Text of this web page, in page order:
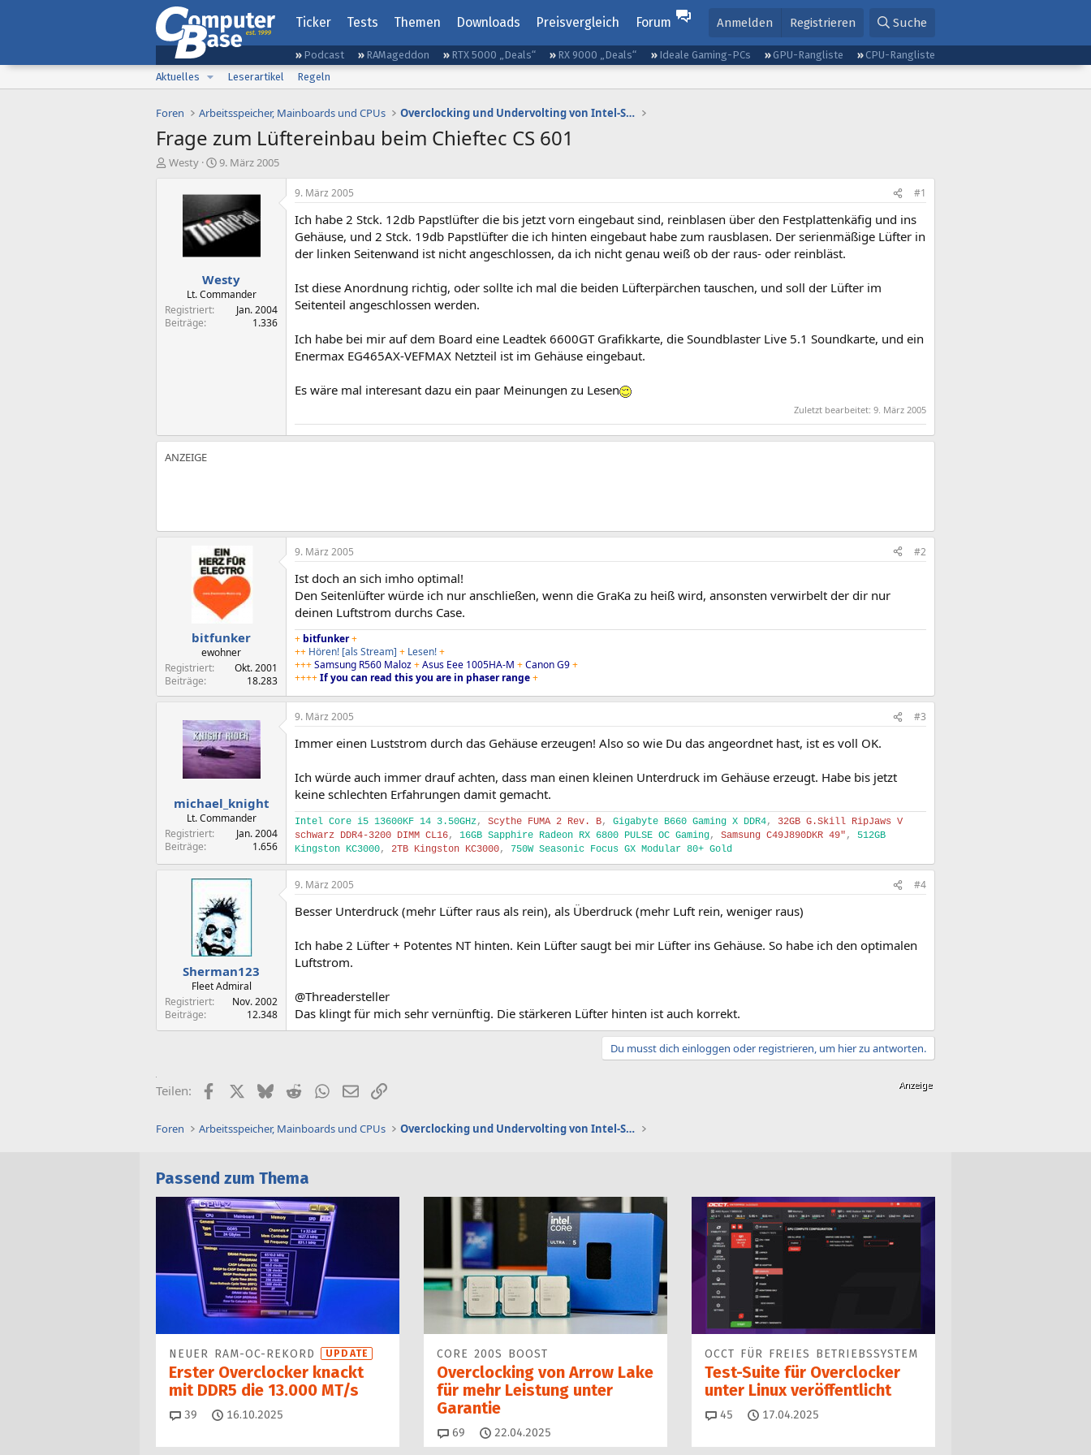
Ticker Tests Themen Downloads Preisvergleich Forum Anmelden Registrieren Suche
Podcast RAMageddon RTX 5000 „Deals“ RX 9000 „Deals“ Ideale Gaming-PCs GPU-Rangliste
CPU-Rangliste
Aktuelles
Leserartikel Regeln
Foren Arbeitsspeicher, Mainboards und CPUs Overclocking und Undervolting von Intel-Systemen
Frage zum Lüftereinbau beim Chieftec CS 601
E
Westy
E
s
t
e
l
a
m
9. März 2005
Westy
Lt. Commander
Registriert
Jan. 2004
Beiträge
1.336
9. März 2005 #1
Ich habe 2 Stck. 12db Papstlüfter die bis jetzt vorn eingebaut sind, reinblasen über den Festplattenkäfig und ins
Gehäuse, und 2 Stck. 19db Papstlüfter die ich hinten eingebaut habe zum rausblasen. Der serienmäßige Lüfter in
der linken Seitenwand ist nicht angeschlossen, da ich nicht genau weiß ob der raus- oder reinbläst.
Ist diese Anordnung richtig, oder sollte ich mal die beiden Lüfterpärchen tauschen, und soll der Lüfter im
Seitenteil angeschlossen werden.
Ich habe bei mir auf dem Board eine Leadtek 6600GT Grafikkarte, die Soundblaster Live 5.1 Soundkarte, und ein
Enermax EG465AX-VEFMAX Netzteil ist im Gehäuse eingebaut.
Es wäre mal interesant dazu ein paar Meinungen zu Lesen
Zuletzt bearbeitet: 9. März 2005
bitfunker
ewohner
Registriert
Okt. 2001
Beiträge
18.283
9. März 2005 #2
Ist doch an sich imho optimal!
Den Seitenlüfter würde ich nur anschließen, wenn die GraKa zu heiß wird, ansonsten verwirbelt der dir nur
deinen Luftstrom durchs Case.
+ bitfunker+
++ Hören! [als Stream] + Lesen!+
+++Samsung R560 Maloz+Asus Eee 1005HA-M +Canon G9+
++++If you can read this you are in phaser range+
michael_knight
Lt. Commander
Registriert
Jan. 2004
Beiträge
1.656
9. März 2005 #3
Immer einen Luststrom durch das Gehäuse erzeugen! Also so wie Du das angeordnet hast, ist es voll OK.
Ich würde auch immer drauf achten, dass man einen kleinen Unterdruck im Gehäuse erzeugt. Habe bis jetzt
keine schlechten Erfahrungen damit gemacht.
Intel Core i5 13600KF 14 3.50GHz, Scythe FUMA 2 Rev. B, Gigabyte B660 Gaming X DDR4, 32GB G.Skill RipJaws V
schwarz DDR4-3200 DIMM CL16, 16GB Sapphire Radeon RX 6800 PULSE OC Gaming, Samsung C49J890DKR 49" , 512GB
Kingston KC3000, 2TB Kingston KC3000, 750W Seasonic Focus GX Modular 80+ Gold
Sherman123
Fleet Admiral
Registriert
Nov. 2002
Beiträge
12.348
9. März 2005 #4
Besser Unterdruck (mehr Lüfter raus als rein), als Überdruck (mehr Luft rein, weniger raus)
Ich habe 2 Lüfter + Potentes NT hinten. Kein Lüfter saugt bei mir Lüfter ins Gehäuse. So habe ich den optimalen
Luftstrom.
@Threadersteller
Das klingt für mich sehr vernünftig. Die stärkeren Lüfter hinten ist auch korrekt.
Du musst dich einloggen oder registrieren, um hier zu antworten.
Teilen: FacebookX (Twitter)
BlueskyRedditWhatsApp
E-MailLink
Foren Arbeitsspeicher, Mainboards und CPUs Overclocking und Undervolting von Intel-Systemen
Passend zum Thema
NEUER RAM-OC-REKORD UPDATE
Erster Overclocker knackt
mit DDR5 die 13.000 MT/s
39 Kommentare
16.10.2025
CORE 200S BOOST
Overclocking von Arrow Lake
für mehr Leistung unter
Garantie
69 Kommentare
22.04.2025
OCCT FÜR FREIES BETRIEBSSYSTEM
Test-Suite für Overclocker
unter Linux veröffentlicht
45 Kommentare
17.04.2025